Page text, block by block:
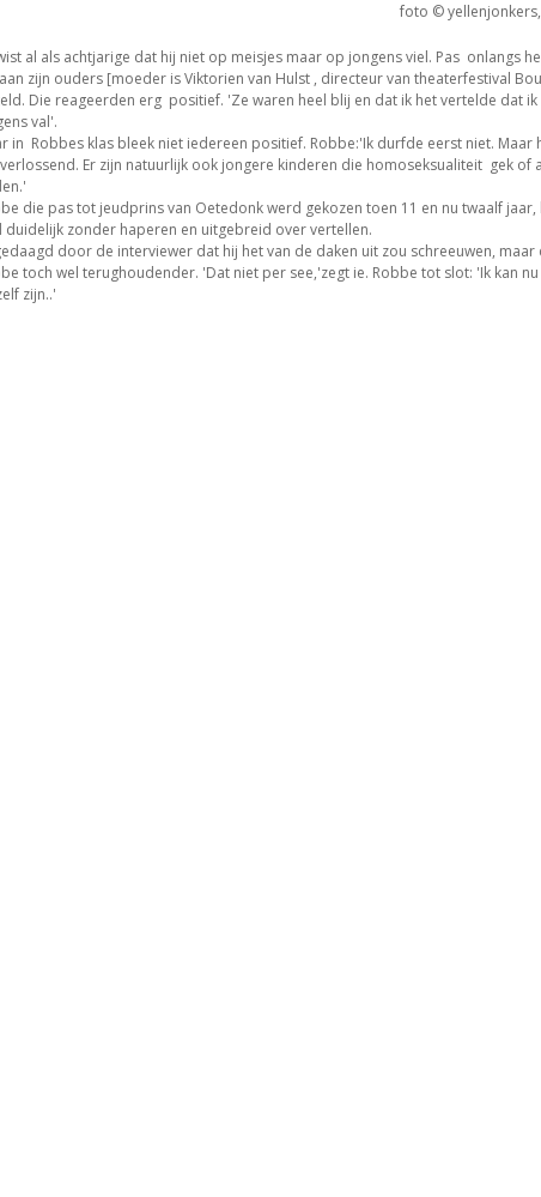
foto ©
al als achtjarige dat hij niet op meisjes maar op jongens viel. Pas onlangs
zijn ouders [moeder is Viktorien van Hulst , directeur van theaterfestival
Die reageerden erg positief. 'Ze waren heel blij en dat ik het vertelde dat ik
val'.
in Robbes klas bleek niet iedereen positief. Robbe:'Ik durfde eerst niet. Maar
Er zijn natuurlijk ook jongere kinderen die homoseksualiteit gek of
die pas tot jeudprins van Oetedonk werd gekozen toen 11 en nu twaalf jaar,
duidelijk zonder haperen en uitgebreid over vertellen.
door de interviewer dat hij het van de daken uit zou schreeuwen, maar
toch wel terughoudender. 'Dat niet per see,'zegt ie. Robbe tot slot: 'Ik kan
zijn..'